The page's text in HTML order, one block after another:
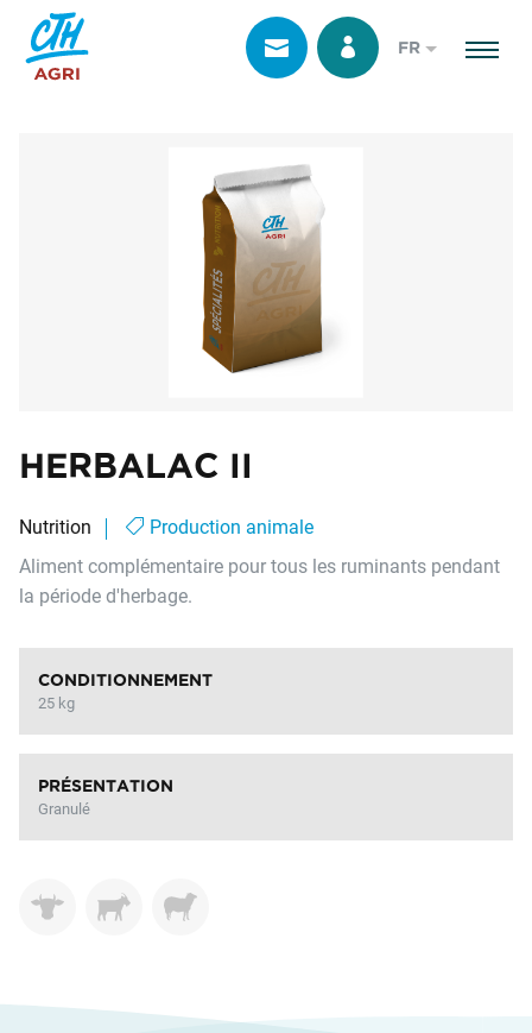
FR
HERBALAC II
Nutrition
Production animale
Aliment complémentaire pour tous les ruminants pendant
la période d'herbage.
CONDITIONNEMENT
25 kg
PRÉSENTATION
Granulé